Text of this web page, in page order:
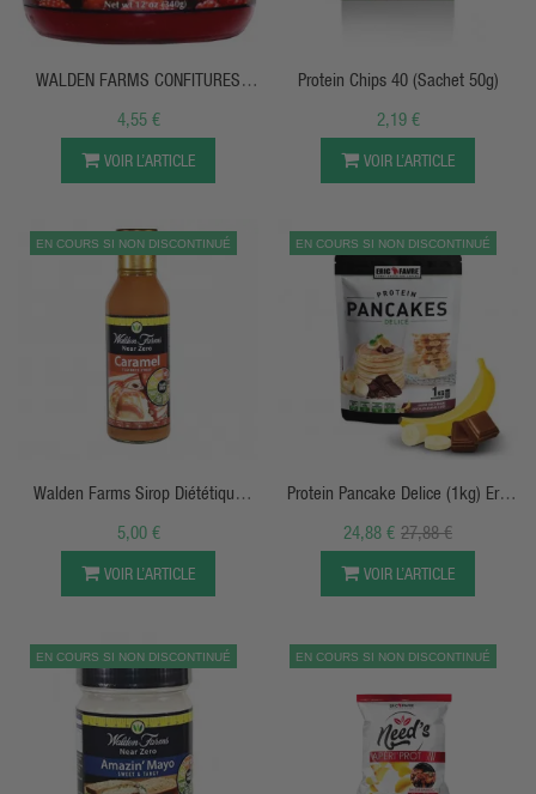
WALDEN FARMS CONFITURES
Sans Sucre
4,55 €
VOIR L’ARTICLE
Protein Chips 40 (sachet 50g)
2,19 €
VOIR L’ARTICLE
EN COURS SI NON DISCONTINUÉ
APERÇU RAPIDE
Walden Farms Sirop Diététique
350ml
5,00 €
VOIR L’ARTICLE
EN COURS SI NON DISCONTINUÉ
APERÇU RAPIDE
Protein Pancake Delice (1kg) Eric
Favre27,88 €
24,88 €
VOIR L’ARTICLE
EN COURS SI NON DISCONTINUÉ EN COURS SI NON DISCONTINUÉ